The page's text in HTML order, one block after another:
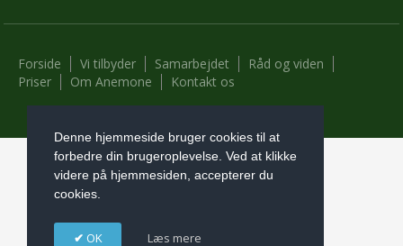
Forside Vi tilbyder Samarbejdet
Råd og viden
Priser
Om Anemone Kontakt os
Denne hjemmeside bruger cookies til at
forbedre din brugeroplevelse. Ved at klikke
videre på hjemmesiden, accepterer du
cookies.
OK Læs mere